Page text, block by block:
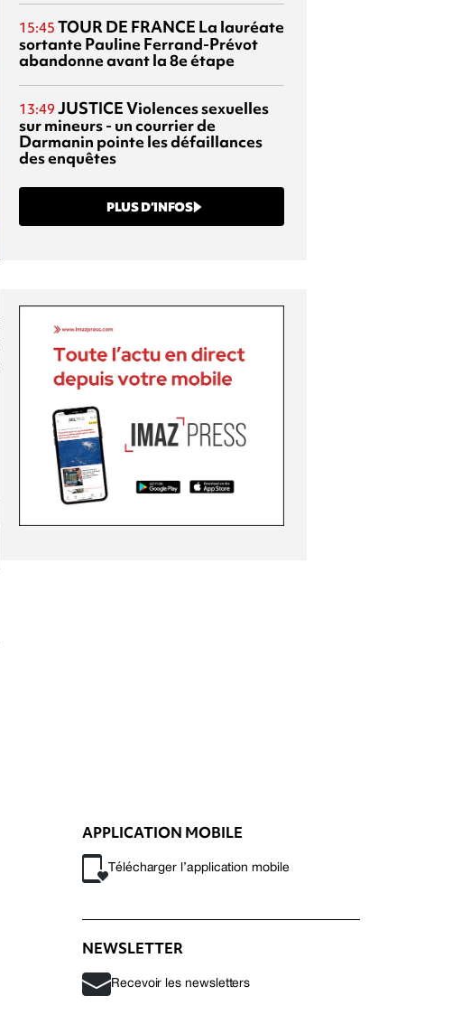
15:45 TOUR DE FRANCE La lauréate
sortante Pauline Ferrand-Prévot
abandonne avant la 8e étape
13:49 JUSTICEViolences sexuelles
sur mineurs - un courrier de
Darmanin pointe les défaillances
des enquêtes
PLUS D’INFOS
APPLICATION MOBILE
Télécharger l’application mobile
NEWSLETTER
Recevoir les newsletters